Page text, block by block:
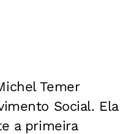
Temer
Social. Ela
a primeira